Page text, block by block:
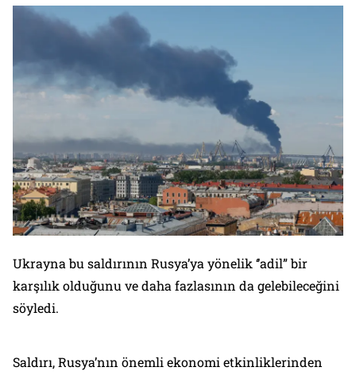
Ukrayna bu saldırının Rusya’ya yönelik ‘’adil” bir
karşılık olduğunu ve daha fazlasının da gelebileceğini
söyledi.
Saldırı, Rusya’nın önemli ekonomi etkinliklerinden